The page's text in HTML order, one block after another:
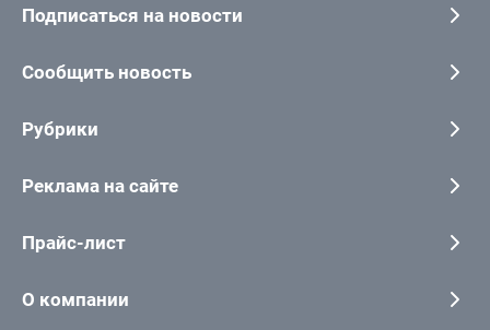
Подписаться на новости
Сообщить новость
Рубрики
Реклама на сайте
Прайс-лист
О компании